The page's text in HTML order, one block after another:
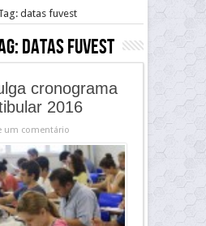
datas fuvest
datas fuvest
cronograma
2016
um comentário